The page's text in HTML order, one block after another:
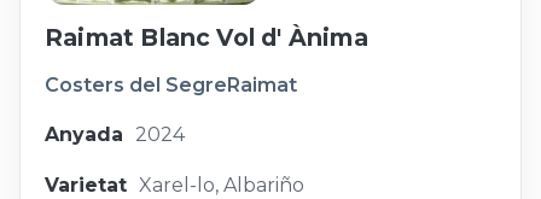
Raimat Blanc Vol d' Ànima
Costers del Segre Raimat
Anyada 2024
Varietat Xarel-lo, Albariño